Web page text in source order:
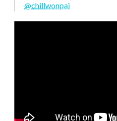
@chillwonpai